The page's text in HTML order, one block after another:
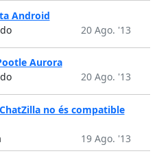
Android
20 Ago. '13
Aurora
20 Ago. '13
no és compatible
19 Ago. '13